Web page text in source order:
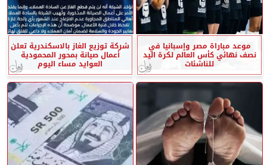
موعد مباراة مصر وإسبانيا في
نصف نهائي كأس العالم لكرة اليد
للناشئات
شركة توزيع الغاز بالاسكندرية تعلن
أعمال صيانة بمحور المحمودية
العوايد مساء اليوم